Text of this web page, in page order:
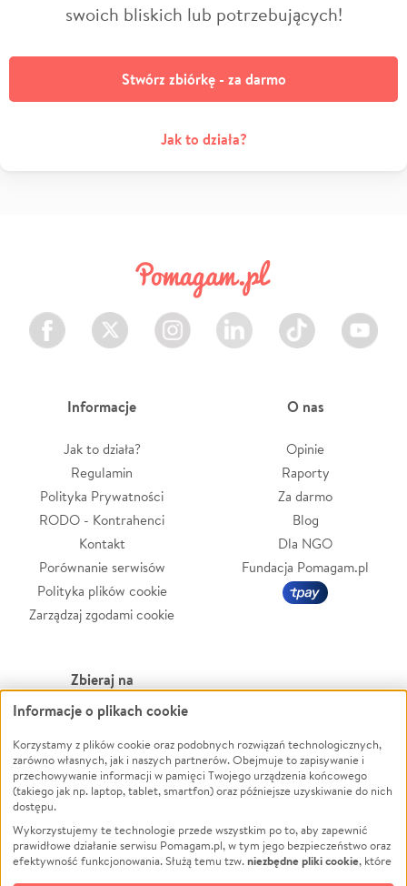
swoich bliskich lub potrzebujących!
Stwórz zbiórkę - za darmo
Jak to działa?
Facebook Twitter Instagram LinkedIn TikTok Youtube
Informacje
Jak to działa?
Regulamin
Polityka Prywatności
RODO - Kontrahenci
Kontakt
Porównanie serwisów
Polityka plików cookie
Zarządzaj zgodami cookie
O nas
Opinie
Raporty
Za darmo
Blog
Dla NGO
Fundacja Pomagam.pl
Zbieraj na
Leczenie
Zwierzęta
Pożar
Ukraina
Pomoc Finansowa
Projekty
Powódź
Wichura
NGO
Edukacja
Podróż
Informacje o plikach cookie
Korzystamy z plików cookie oraz podobnych rozwiązań technologicznych,
zarówno własnych, jak i naszych partnerów. Obejmuje to zapisywanie i
przechowywanie informacji w pamięci Twojego urządzenia końcowego
(takiego jak np. laptop, tablet, smartfon) oraz późniejsze uzyskiwanie do nich
dostępu.
Wykorzystujemy te technologie przede wszystkim po to, aby zapewnić
prawidłowe działanie serwisu Pomagam.pl, w tym jego bezpieczeństwo oraz
efektywność funkcjonowania. Służą temu tzw.niezbędne pliki cookie, które